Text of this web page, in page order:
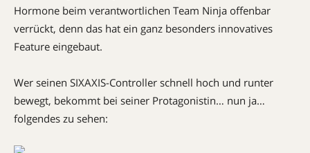
Hormone beim verantwortlichen Team Ninja offenbar
verrückt, denn das hat ein ganz besonders innovatives
Feature eingebaut.
Wer seinen SIXAXIS-Controller schnell hoch und runter
bewegt, bekommt bei seiner Protagonistin… nun ja…
folgendes zu sehen: